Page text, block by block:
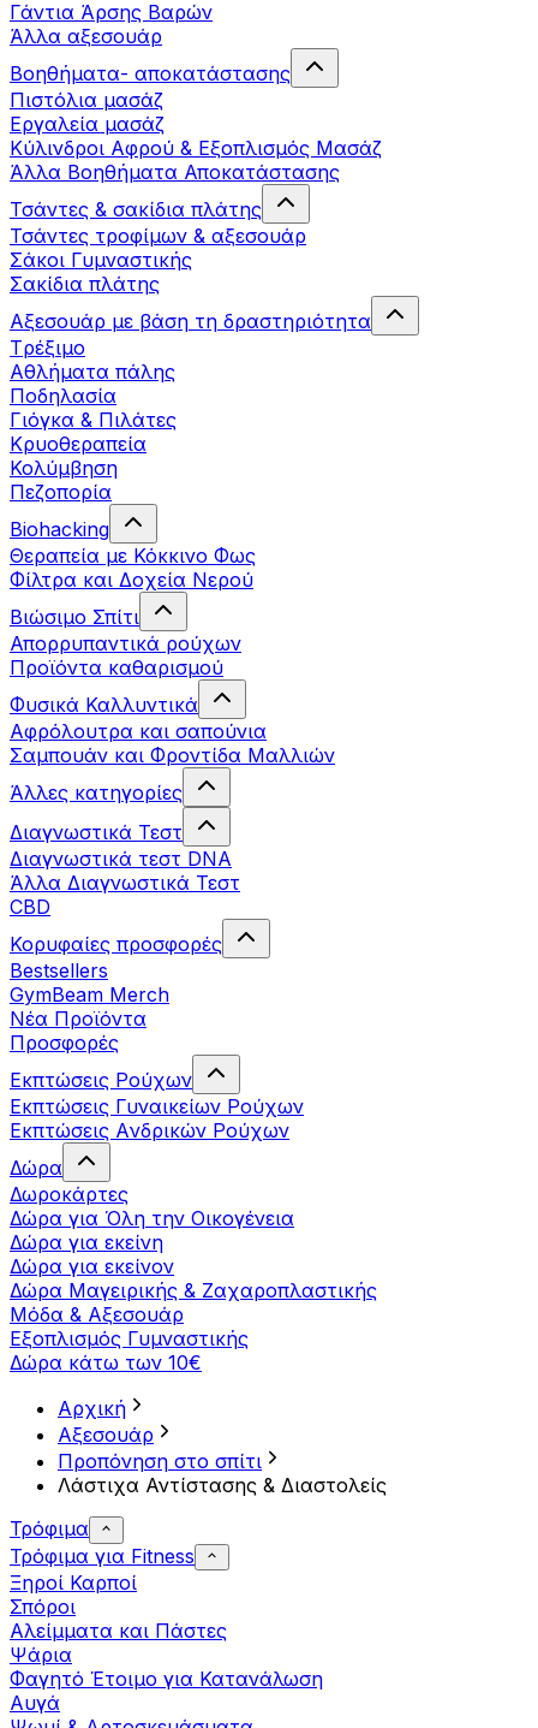
Γάντια Άρσης Βαρών
Άλλα αξεσουάρ
Βοηθήματα- αποκατάστασης
Πιστόλια μασάζ
Εργαλεία μασάζ
Κύλινδροι Αφρού & Εξοπλισμός Μασάζ
Άλλα Βοηθήματα Αποκατάστασης
Τσάντες & σακίδια πλάτης
Τσάντες τροφίμων & αξεσουάρ
Σάκοι Γυμναστικής
Σακίδια πλάτης
Αξεσουάρ με βάση τη δραστηριότητα
Tρέξιμο
Αθλήματα πάλης
Ποδηλασία
Γιόγκα & Πιλάτες
Κρυοθεραπεία
Κολύμβηση
Πεζοπορία
Biohacking
Θεραπεία με Κόκκινο Φως
Φίλτρα και Δοχεία Νερού
Βιώσιμο Σπίτι
Απορρυπαντικά ρούχων
Προϊόντα καθαρισμού
Φυσικά Καλλυντικά
Αφρόλουτρα και σαπούνια
Σαμπουάν και Φροντίδα Μαλλιών
Άλλες κατηγορίες
Διαγνωστικά Τεστ
Διαγνωστικά τεστ DNA
Άλλα Διαγνωστικά Τεστ
CBD
Κορυφαίες προσφορές
Bestsellers
GymBeam Merch
Νέα Προϊόντα
Προσφορές
Εκπτώσεις Ρούχων
Εκπτώσεις Γυναικείων Ρούχων
Εκπτώσεις Aνδρικών Ρούχων
Δώρα
Δωροκάρτες
Δώρα για Όλη την Οικογένεια
Δώρα για εκείνη
Δώρα για εκείνον
Δώρα Μαγειρικής & Ζαχαροπλαστικής
Μόδα & Αξεσουάρ
Εξοπλισμός Γυμναστικής
Δώρα κάτω των 10€
Αρχική
Αξεσουάρ
Προπόνηση στο σπίτι
Λάστιχα Αντίστασης & Διαστολείς
Τρόφιμα
Τρόφιμα για Fitness
Ξηροί Καρποί
Σπόροι
Αλείμματα και Πάστες
Ψάρια
Φαγητό Έτοιμο για Κατανάλωση
Αυγά